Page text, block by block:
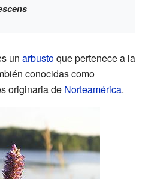
un arbustoque pertenece a la
conocidas como
originaria de Norteamérica.